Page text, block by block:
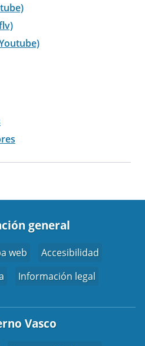
general
web
Accesibilidad
Información legal
Vasco